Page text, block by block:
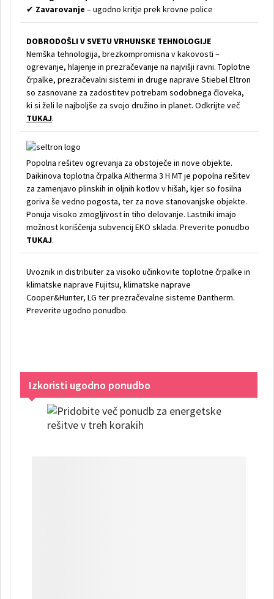
✔ Zavarovanje – ugodno kritje prek krovne police
DOBRODOŠLI V SVETU VRHUNSKE TEHNOLOGIJE
Nemška tehnologija, brezkompromisna v kakovosti –
ogrevanje, hlajenje in prezračevanje na najvišji ravni. Toplotne
črpalke, prezračevalni sistemi in druge naprave Stiebel Eltron
so zasnovane za zadostitev potrebam sodobnega človeka,
ki si želi le najboljše za svojo družino in planet. Odkrijte več
TUKAJ.
Popolna rešitev ogrevanja za obstoječe in nove objekte.
Daikinova toplotna črpalka Altherma 3 H MT je popolna rešitev
za zamenjavo plinskih in oljnih kotlov v hišah, kjer so fosilna
goriva še vedno pogosta, ter za nove stanovanjske objekte.
Ponuja visoko zmogljivost in tiho delovanje. Lastniki imajo
možnost koriščenja subvencij EKO sklada. Preverite ponudbo
TUKAJ.
Uvoznik in distributer za visoko učinkovite toplotne črpalke in
klimatske naprave Fujitsu, klimatske naprave
Cooper&Hunter, LG ter prezračevalne sisteme Dantherm.
Preverite ugodno ponudbo.
Izkoristi ugodno ponudbo